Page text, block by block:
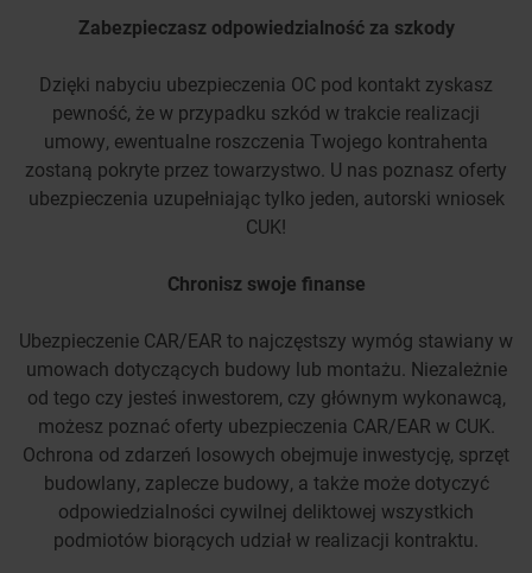
Zabezpieczasz odpowiedzialność za szkody
Dzięki nabyciu ubezpieczenia OC pod kontakt zyskasz
pewność, że w przypadku szkód w trakcie realizacji
umowy, ewentualne roszczenia Twojego kontrahenta
zostaną pokryte przez towarzystwo. U nas poznasz oferty
ubezpieczenia uzupełniając tylko jeden, autorski wniosek
CUK!
Chronisz swoje finanse
Ubezpieczenie CAR/EAR to najczęstszy wymóg stawiany w
umowach dotyczących budowy lub montażu. Niezależnie
od tego czy jesteś inwestorem, czy głównym wykonawcą,
możesz poznać oferty ubezpieczenia CAR/EAR w CUK.
Ochrona od zdarzeń losowych obejmuje inwestycję, sprzęt
budowlany, zaplecze budowy, a także może dotyczyć
odpowiedzialności cywilnej deliktowej wszystkich
podmiotów biorących udział w realizacji kontraktu.